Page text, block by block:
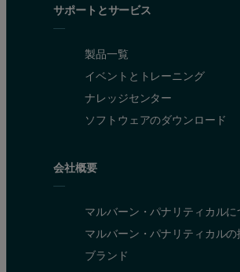
サポートとサービス
製品一覧
イベントとトレーニング
ナレッジセンター
ソフトウェアのダウンロード
会社概要
マルバーン・パナリティカルに
マルバーン・パナリティカルの
ブランド